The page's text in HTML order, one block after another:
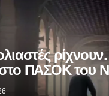
ΠΑΣΟΚ του